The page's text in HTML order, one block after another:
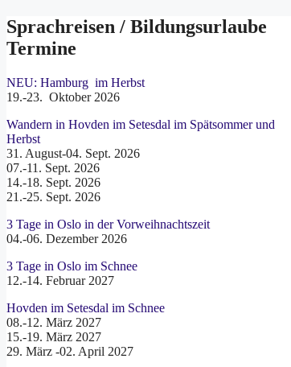
Sprachreisen / Bildungsurlaube
Termine
NEU: Hamburg im Herbst
19.-23. Oktober 2026
Wandern in Hovden im Setesdal im Spätsommer und
Herbst
31. August-04. Sept. 2026
07.-11. Sept. 2026
14.-18. Sept. 2026
21.-25. Sept. 2026
3 Tage in Oslo in der Vorweihnachtszeit
04.-06. Dezember 2026
3 Tage in Oslo im Schnee
12.-14. Februar 2027
Hovden im Setesdal im Schnee
08.-12. März 2027
15.-19. März 2027
29. März -02. April 2027